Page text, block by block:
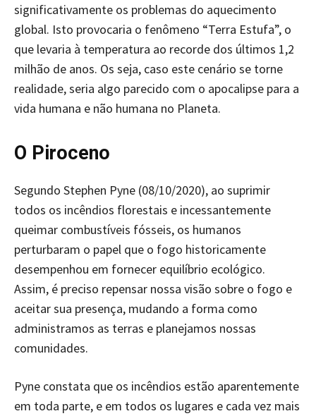
significativamente os problemas do aquecimento
global. Isto provocaria o fenômeno “Terra Estufa”, o
que levaria à temperatura ao recorde dos últimos 1,2
milhão de anos. Os seja, caso este cenário se torne
realidade, seria algo parecido com o apocalipse para a
vida humana e não humana no Planeta.
O Piroceno
Segundo Stephen Pyne (08/10/2020), ao suprimir
todos os incêndios florestais e incessantemente
queimar combustíveis fósseis, os humanos
perturbaram o papel que o fogo historicamente
desempenhou em fornecer equilíbrio ecológico.
Assim, é preciso repensar nossa visão sobre o fogo e
aceitar sua presença, mudando a forma como
administramos as terras e planejamos nossas
comunidades.
Pyne constata que os incêndios estão aparentemente
em toda parte, e em todos os lugares e cada vez mais